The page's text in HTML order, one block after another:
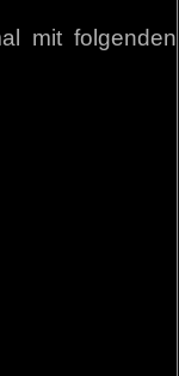
mit folgenden